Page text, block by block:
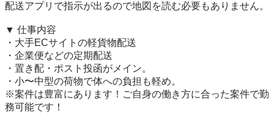
配送アプリで指示が出るので地図を読む必要もありません。
▼ 仕事内容
・大手ECサイトの軽貨物配送
・企業便などの定期配送
・置き配・ポスト投函がメイン。
・小〜中型の荷物で体への負担も軽め。
※案件は豊富にあります！ご自身の働き方に合った案件で勤
務可能です！